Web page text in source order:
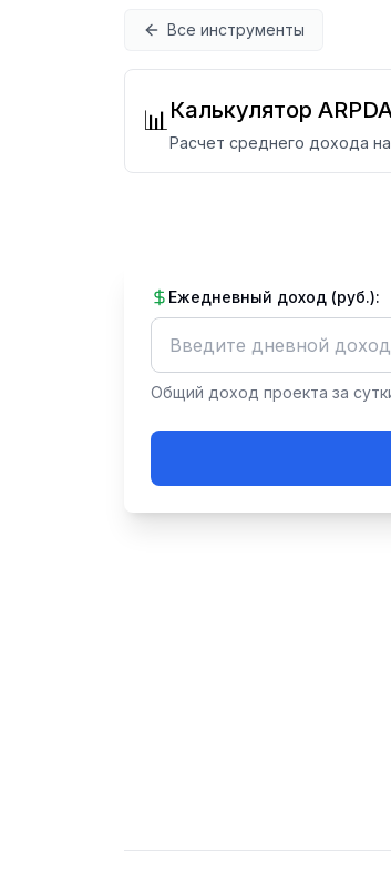
Все инструменты
📊Калькулятор
Расчет среднего дохода
Ежедневный доход (руб.):
Общий доход проекта за